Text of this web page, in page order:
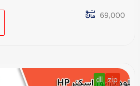
سریع برای ویندوزهای XP تا 11
69,000
zip
dll